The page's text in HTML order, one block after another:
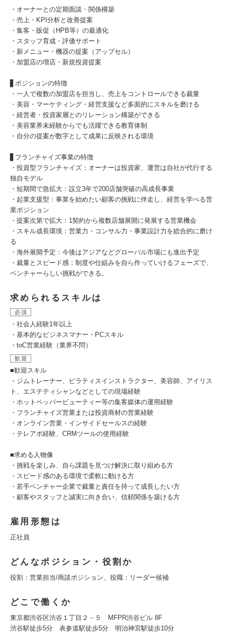
・オーナーとの定期面談・関係構築
・売上・KPI分析と改善提案
・集客・販促（HPB等）の最適化
・スタッフ育成・評価サポート
・新メニュー・機器の提案（アップセル）
・加盟店の増店・新規投資提案
▋ポジションの特徴
・一人で複数の加盟店を担当し、売上をコントロールできる裁量
・美容・マーケティング・経営支援など多面的にスキルを磨ける
・経営者・投資家層とのリレーション構築ができる
・美容業界未経験からでも活躍できる教育体制
・自分の提案が数字として成果に反映される環境
▋フランチャイズ事業の特徴
・投資型フランチャイズ：オーナーは投資家、運営は自社が代行する
独自モデル
・短期間で急拡大：設立3年で200店舗突破の高成長事業
・起業支援型：事業を始めたい顧客の挑戦に伴走し、経営を学べる営
業ポジション
・提案次第で拡大：1契約から複数店舗展開に発展する営業機会
・スキル成長環境：営業力・コンサル力・事業設計力を総合的に磨け
る
・海外展開予定：今後はアジアなどグローバル市場にも進出予定
・裁量とスピード感：制度や仕組みを自ら作っていけるフェーズで、
ベンチャーらしい挑戦ができる。
求められるスキルは
必須
・社会人経験1年以上
・基本的なビジネスマナー・PCスキル
・toC営業経験（業界不問）
歓迎
■歓迎スキル
・ジムトレーナー、ピラティスインストラクター、美容師、アイリス
ト、エステティシャンなどとしての現場経験
・ホットペッパービューティー等の集客媒体の運用経験
・フランチャイズ営業または投資商材の営業経験
・オンライン営業・インサイドセールスの経験
・テレアポ経験、CRMツールの使用経験
■求める人物像
・挑戦を楽しみ、自ら課題を見つけ解決に取り組める方
・スピード感のある環境で柔軟に動ける方
・若手ベンチャー企業で裁量と責任を持って成長したい方
・顧客やスタッフと誠実に向き合い、信頼関係を築ける方
雇用形態は
正社員
どんなポジション・役割か
役割：営業担当/商談ポジション、役職：リーダー候補
どこで働くか
東京都渋谷区渋谷１丁目２－５ MFPR渋谷ビル 8F
渋谷駅徒歩5分 表参道駅徒歩5分 明治神宮駅徒歩10分